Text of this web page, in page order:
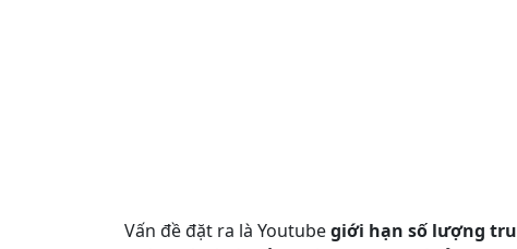
Vấn đề đặt ra là Youtubegiới hạn số lượng